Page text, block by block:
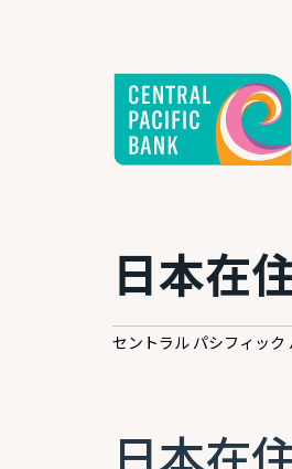
日本在
セントラル パシフィッ
日本在